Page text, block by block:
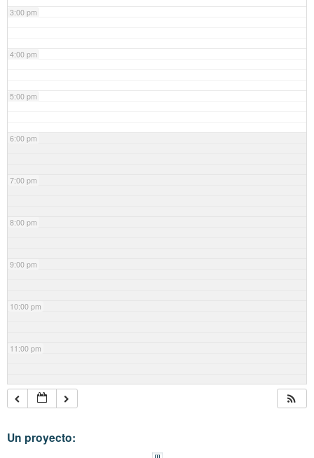
3:00 pm
4:00 pm
5:00 pm
6:00 pm
7:00 pm
8:00 pm
9:00 pm
10:00 pm
11:00 pm
Un proyecto: